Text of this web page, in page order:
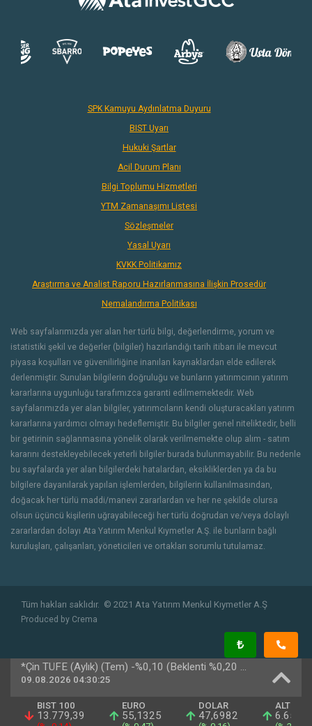
SPK Kamuyu Aydınlatma Duyuru
BIST Uyarı
Hukuki Şartlar
Acil Durum Planı
Bilgi Toplumu Hizmetleri
YTM Zamanaşımı Listesi
Sözleşmeler
Yasal Uyarı
KVKK Politikamız
Araştırma ve Analist Raporu Hazırlanmasına İlişkin Prosedür
Nemalandırma Politikası
Web sayfalarımızda yer alan her türlü bilgi, değerlendirme, yorum ve
istatistiki şekil ve değerler (bilgiler) hazırlandığı tarih itibarı ile mevcut
piyasa koşulları ve güvenilirliğine inanılan kaynaklardan elde edilerek
derlenmiştir. Sunulan bilgilerin doğruluğu ve bunların yatırımcının yatırım
kararlarına uygunluğu tarafımızca garanti edilmemektedir. Web
sayfalarımızda yer alan bilgiler, yatırımcıların kendi oluşturacakları yatırım
kararlarına yardımcı olmayı hedeflemiştir. Bu bilgiler genel niteliktedir, belli
bir getirinin sağlanmasına yönelik olarak verilmemekte olup alım - satım
kararını destekleyebilecek yeterli bilgiler burada bulunmayabilir. Bu nedenle
bu sayfalarda yer alan bilgilerdeki hatalardan, eksikliklerden ya da bu
bilgilere dayanılarak yapılan işlemlerden, bilgilerin kullanılmasından,
doğacak her türlü maddi/manevi zararlardan ve her ne şekilde olursa
olsun üçüncü kişilerin uğrayabileceği her türlü doğrudan ve/veya dolaylı
zararlardan dolayı Ata Yatırım Menkul Kıymetler A.Ş. ile bunların bağlı
kuruluşları, çalışanları, yöneticileri ve ortakları sorumlu tutulamaz.
Tüm hakları saklıdır. © 2021 Ata Yatırım Menkul Kıymetler A.Ş
Produced by Crema
BIST 100
13.779,39
EURO
55,1325
DOLAR
47,6982
ALTIN
*Çin TÜFE (Aylık) (Tem) -%0,10 (Beklenti %0,20 Önceki -%0,30)
09.08.2026 04:30:25